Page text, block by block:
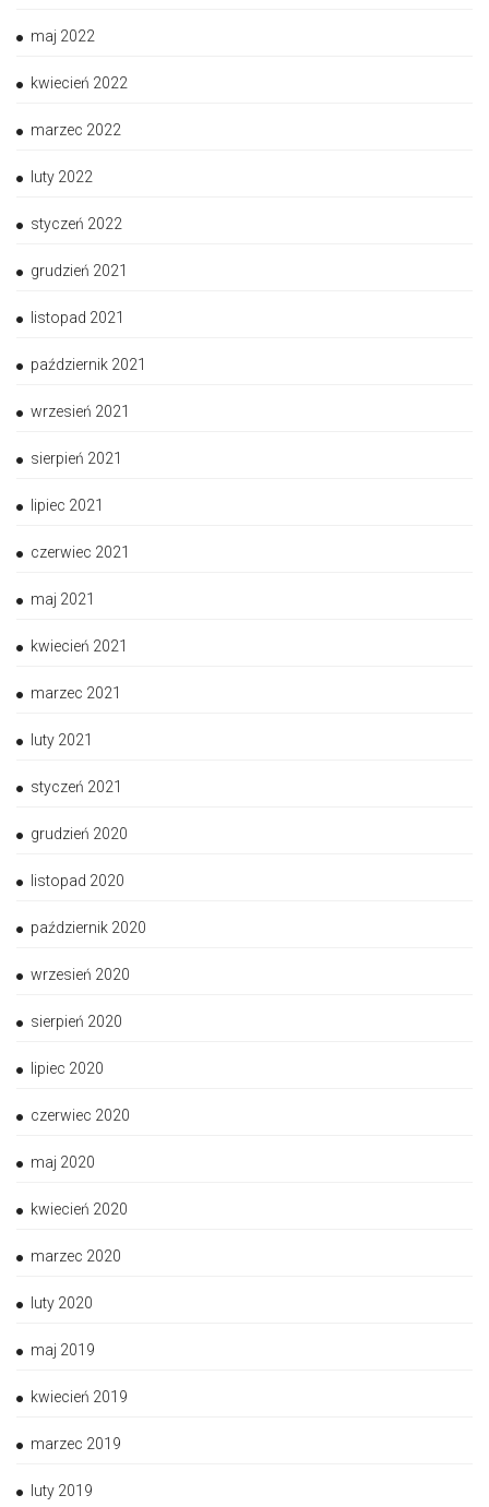
maj 2022
kwiecień 2022
marzec 2022
luty 2022
styczeń 2022
grudzień 2021
listopad 2021
październik 2021
wrzesień 2021
sierpień 2021
lipiec 2021
czerwiec 2021
maj 2021
kwiecień 2021
marzec 2021
luty 2021
styczeń 2021
grudzień 2020
listopad 2020
październik 2020
wrzesień 2020
sierpień 2020
lipiec 2020
czerwiec 2020
maj 2020
kwiecień 2020
marzec 2020
luty 2020
maj 2019
kwiecień 2019
marzec 2019
luty 2019